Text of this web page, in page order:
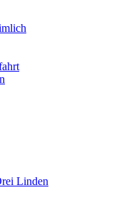
Linden